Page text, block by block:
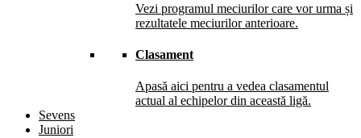
Vezi programul meciurilor care vor urma și
rezultatele meciurilor anterioare.
Clasament
Apasă aici pentru a vedea clasamentul
actual al echipelor din această ligă.
Sevens
Juniori